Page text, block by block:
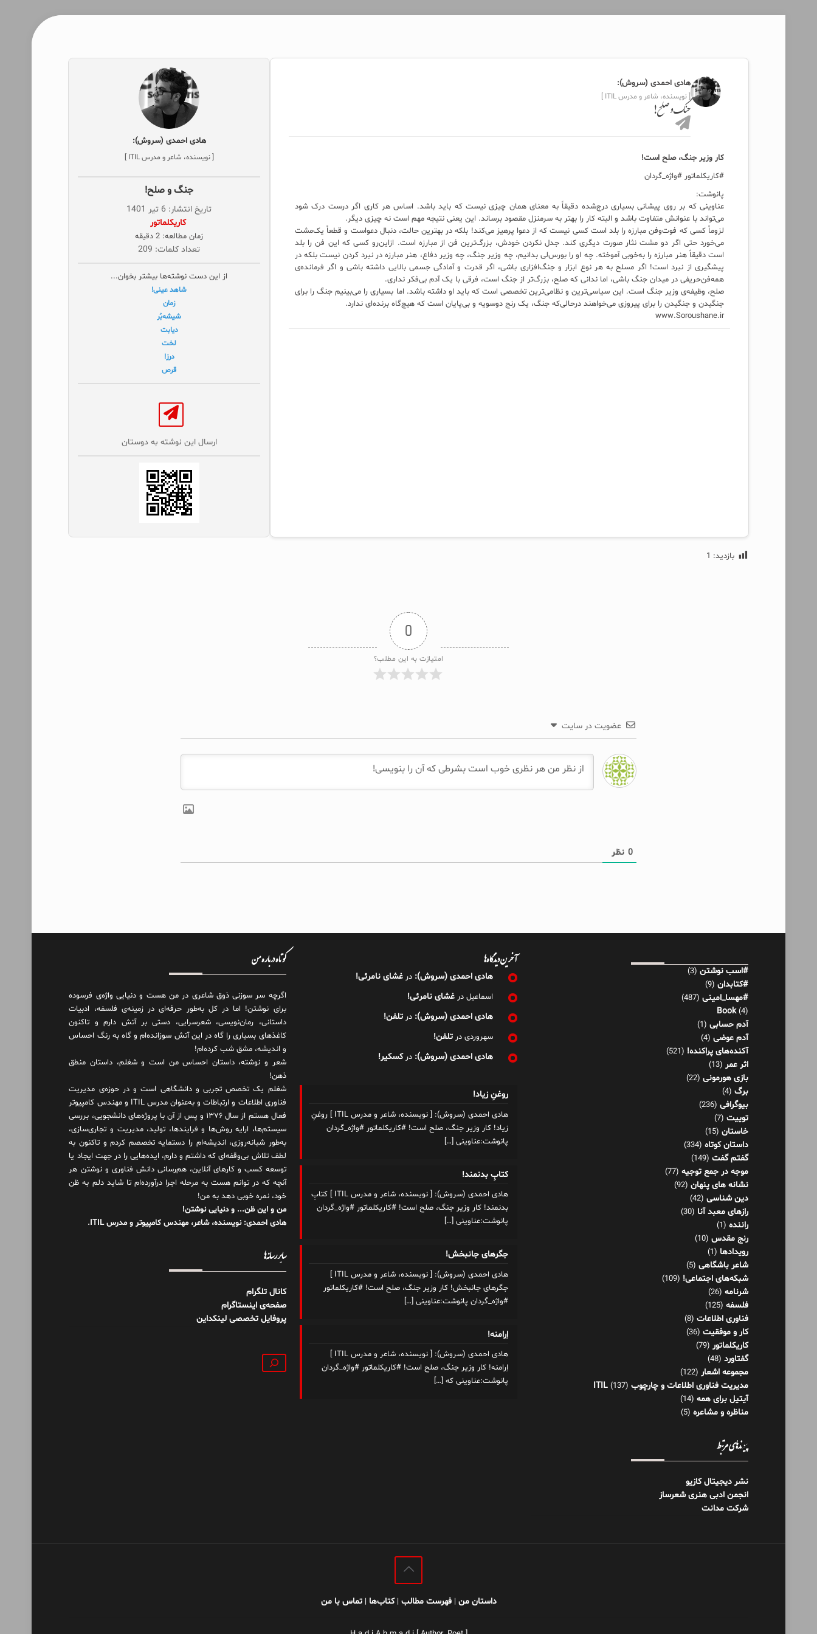
هادی احمدی (سروش):
[ نویسنده، شاعر و مدرس ITIL ]
جنگ و صلح!
کار وزیر جنگ، صلح است!
#کاریکلماتور #واژه_گردان
پانوشت:
عناوینی که بر روی پیشانی بسیاری درج‌شده دقیقاً به معنای همان چیزی نیست که باید باشد. اساس هر کاری اگر درست درک شود
می‌تواند با عنوانش متفاوت باشد و البته کار را بهتر به سرمنزل مقصود برساند. این یعنی نتیجه مهم است نه چیزی دیگر.
لزوماً کسی که فوت‌وفن مبارزه را بلد است کسی نیست که از دعوا پرهیز می‌کند! بلکه در بهترین حالت، دنبال دعواست و قطعاً یک‌مشت
می‌خورد حتی اگر دو مشت نثار صورت دیگری کند. جدل نکردن خودش، بزرگ‌ترین فن از مبارزه است. ازاین‌رو کسی که این فن را بلد
است دقیقاً هنر مبارزه را به‌خوبی آموخته. چه او را بورس‌لی بدانیم، چه وزیر جنگ، چه وزیر دفاع، هنر مبارزه در نبرد کردن نیست بلکه در
پیشگیری از نبرد است! اگر مسلح به هر نوع ابزار و جنگ‌افزاری باشی، اگر قدرت و آمادگی جسمی بالایی داشته باشی و اگر فرمانده‌ی
همه‌فن‌حریفی در میدان جنگ باشی، اما ندانی که صلح، بزرگ‌تر از جنگ است، فرقی با یک آدم بی‌فکر نداری.
صلح، وظیفه‌ی وزیر جنگ است. این سیاسی‌ترین و نظامی‌ترین تخصصی است که باید او داشته باشد. اما بسیاری را می‌بینیم جنگ را برای
جنگیدن و جنگیدن را برای پیروزی می‌خواهند درحالی‌که جنگ، یک رنج دوسویه و بی‌پایان است که هیچ‌گاه برنده‌ای ندارد.
www.Soroushane.ir
هادی احمدی (سروش):
[ نویسنده، شاعر و مدرس ITIL ]
جنگ و صلح!
تاریخ انتشار: 6 تیر 1401
‌ کاریکلماتور
زمان مطالعه: 2 دقیقه
تعداد کلمات: 209
از این دست نوشته‌ها بیشتر بخوان...
شاهد عینی!
زمان
شیشه‌بُر
دیابت
لخت
درز!
قرص
ارسال این نوشته به دوستان‌
بازدید: 1
0
امتیازت به این مطلب؟
عضویت در سایت
0نظر
#اسب نوشتن (3)
#کتابدان (9)
#مهسا_امینی (487)
Book(4)
آدم حسابی (1)
آدم عوضی (4)
آکنده‌های پراکنده! (521)
اثر عمر (13)
بازی هورمونی (22)
برگ (4)
بیوگرافی (236)
توییت (7)
خاستان (15)
داستان کوتاه (334)
گفتم گفت (149)
موجه در جمع توجیه (77)
نشانه های پنهان (92)
دین شناسی (42)
رازهای معبد آنا (30)
راننده (1)
رنج مقدس (10)
رویدادها (1)
شاعر باشگاهی (5)
شبکه‌های اجتماعی! (109)
شرنامه (26)
فلسفه (125)
فناوری اطلاعات (8)
کار و موفقیت (36)
کاریکلماتور (79)
گفتاورد (48)
مجموعه اشعار (122)
مدیریت فناوری اطلاعات و چارچوب ITIL (137)
آیتیل برای همه (14)
مناظره و مشاعره (5)
پیوندهای مرتبط
نشر دیجیتال کازیو
انجمن ادبی هنری شعرساز
شرکت مدانت
آخرین دیدگاه‌ها
هادی احمدی (سروش): درغشای نامرئی!
اسماعیل درغشای نامرئی!
هادی احمدی (سروش): درتلفن!
سهروردی درتلفن!
هادی احمدی (سروش): درکسکیر!
روغنِ زیاد!
هادی احمدی (سروش): [ نویسنده، شاعر و مدرس ITIL ] روغنِ
زیاد! کار وزیر جنگ، صلح است! #کاریکلماتور #واژه_گردان
پانوشت:عناوینی […]
کتابِ بدنمند!
هادی احمدی (سروش): [ نویسنده، شاعر و مدرس ITIL ] کتابِ
بدنمند! کار وزیر جنگ، صلح است! #کاریکلماتور #واژه_گردان
پانوشت:عناوینی […]
جگرهای جانبخش!
هادی احمدی (سروش): [ نویسنده، شاعر و مدرس ITIL ]
جگرهای جانبخش! کار وزیر جنگ، صلح است! #کاریکلماتور
#واژه_گردان پانوشت:عناوینی […]
اِرامنه!
هادی احمدی (سروش): [ نویسنده، شاعر و مدرس ITIL ]
اِرامنه! کار وزیر جنگ، صلح است! #کاریکلماتور #واژه_گردان
پانوشت:عناوینی که […]
کوتاه درباره من
اگرچه سر سوزنی ذوق شاعری در من هست و دنیایی واژه‌‌ی فرسوده
برای نوشتن! اما در کل به‌طور حرفه‌ای در زمینه‌ی فلسفه، ادبیات
داستانی، رمان‌نویسی، شعرسرایی، دستی بر آتش دارم و تاکنون
کاغذهای بسیاری را گاه در این آتش سوزانده‌ام و گاه به رنگ احساس
و اندیشه، مشق شب کرده‌ام!
شعر و نوشته، داستان احساس من است و شغلم، داستان منطق
ذهن!
شغلم یک تخصص تجربی و دانشگاهی است و در حوزه‌ی مدیریت
فناوری اطلاعات و ارتباطات و به‌عنوان مدرس ITIL و مهندس کامپیوتر
فعال هستم از سال ۱۳۷۶ و پس از آن با پروژه‌های دانشجویی، بررسی
سیستم‌ها، ارایه روش‌ها و فرایندها، تولید، مدیریت و تجاری‌سازی،
به‌طور شبانه‌روزی، اندیشه‌ام را دستمایه تخصصم کردم و تاکنون به
لطف تلاش بی‌وقفه‌ای که داشتم و دارم، اید‌ه‌هایی را در جهت ایجاد یا
توسعه کسب و کارهای آنلاین، هم‌رسانی دانش فناوری و نوشتن هر
آنچه که در توانم هست به مرحله اجرا درآورده‌ام تا شاید دلم به ظن
خود، نمره خوبی دهد به من!
من و این ظن... و دنیایی نوشتن!
هادی احمدی: نویسنده، شاعر، مهندس کامپیوتر و مدرس ITIL.
سایر رسانه‌ها
کانال تلگرام
صفحه‌ی اینستاگرام
پروفایل تخصصی لینکداین
جستجو
داستان من |فهرست مطالب |کتاب‌ها |تماس با من